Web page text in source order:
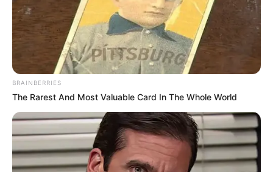
BRAINBERRIES
The Rarest And Most Valuable Card In The Whole World